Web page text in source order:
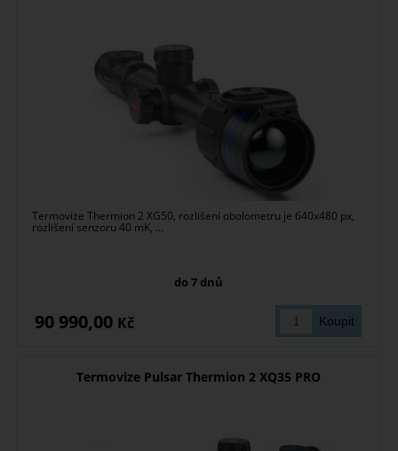
Termovize Thermion 2 XG50, rozlišení obolometru je 640x480 px,
rozlišení senzoru 40 mK, ...
do 7 dnů
90 990,00 Kč
Termovize Pulsar Thermion 2 XQ35 PRO